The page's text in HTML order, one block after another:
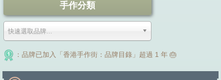
手作分類
快速選取品牌...
：品牌已加入「香港手作街：品牌目錄」超過 1 年 🎂